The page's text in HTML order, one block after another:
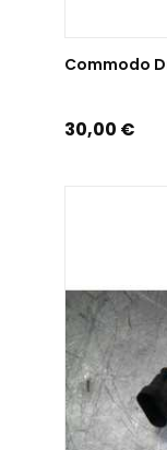
Commodo
Prix
30,00 €